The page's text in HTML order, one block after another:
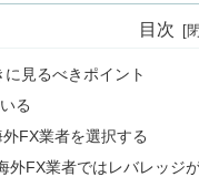
目次
見るべきポイント
る
FX業者を選択する
外FX業者ではレバレッジ